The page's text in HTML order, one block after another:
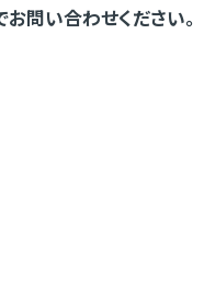
問い合わせください。